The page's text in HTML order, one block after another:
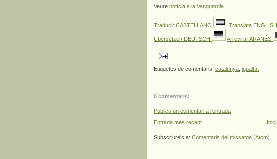
Veure notícia a la Vanguardia
Traducir CASTELLANO Translate ENGLISH
Übersetzen DEUTSCH Arrevirar ARANÉS
Etiquetes de comentaris: catalunya igualtat
0 comentaris:
Publica un comentari a l'entrada
Entrada més recent
Inici
Subscriure's a: Comentaris del missatge (Atom)